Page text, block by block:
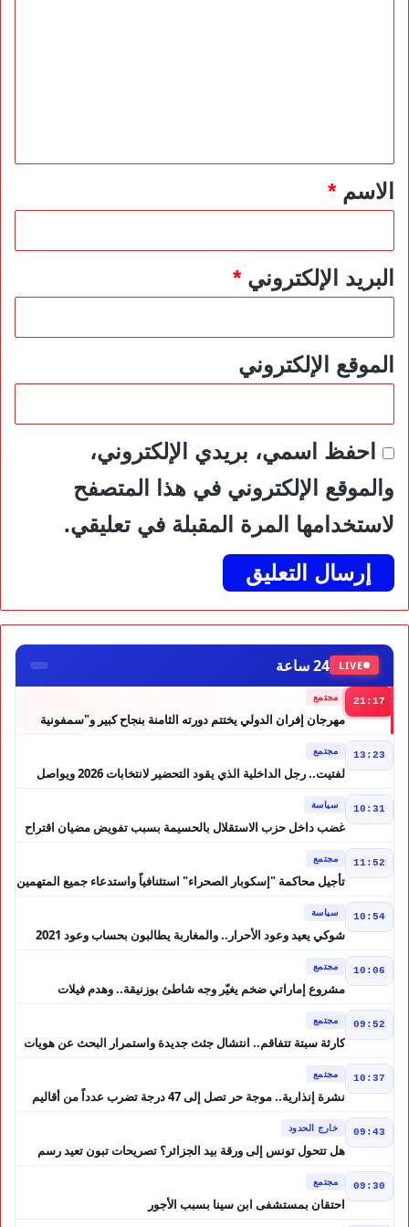
*الاسم*
البريد الإلكتروني*
الموقع الإلكتروني
احفظ اسمي، بريدي الإلكتروني،
والموقع الإلكتروني في هذا المتصفح
لاستخدامها المرة المقبلة في تعليقي.
LIVE 24 ساعة
21:17 مجتمع
مهرجان إفران الدولي يختتم دورته الثامنة بنجاح كبير و"سمفونية
13:23 مجتمع
لفتيت.. رجل الداخلية الذي يقود التحضير لانتخابات 2026 ويواصل
10:31 سياسة
غضب داخل حزب الاستقلال بالحسيمة بسبب تفويض مضيان اقتراح
11:52 مجتمع
تأجيل محاكمة "إسكوبار الصحراء" استئنافياً واستدعاء جميع المتهمين
10:54 سياسة
شوكي يعيد وعود الأحرار.. والمغاربة يطالبون بحساب وعود 2021
10:06 مجتمع
مشروع إماراتي ضخم يغيّر وجه شاطئ بوزنيقة.. وهدم فيلات
09:52 مجتمع
كارثة سبتة تتفاقم.. انتشال جثث جديدة واستمرار البحث عن هويات
10:37 مجتمع
نشرة إنذارية.. موجة حر تصل إلى 47 درجة تضرب عدداً من أقاليم
09:43 خارج الحدود
هل تتحول تونس إلى ورقة بيد الجزائر؟ تصريحات تبون تعيد رسم
09:30 مجتمع
احتقان بمستشفى ابن سينا بسبب الأجور